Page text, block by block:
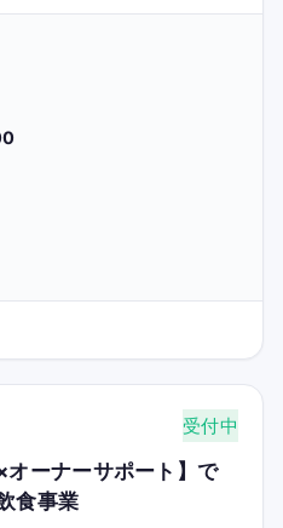
受付中
オーナーサポート】で
食事業